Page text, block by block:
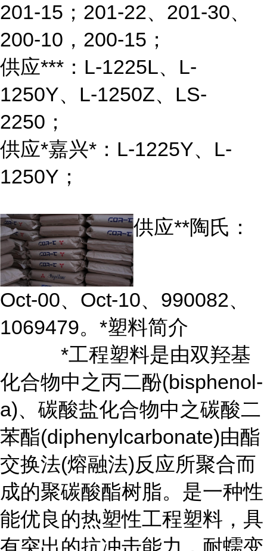
201-15；201-22、201-30、
200-10，200-15；
供应***：L-1225L、L-
1250Y、L-1250Z、LS-
2250；
供应*嘉兴*：L-1225Y、L-
1250Y；
供应**陶氏：
Oct-00、Oct-10、990082、
1069479。*塑料简介
*工程塑料是由双羟基
化合物中之丙二酚(bisphenol-
a)、碳酸盐化合物中之碳酸二
苯酯(diphenylcarbonate)由酯
交换法(熔融法)反应所聚合而
成的聚碳酸酯树脂。是一种性
能优良的热塑性工程塑料，具
有突出的抗冲击能力，耐蠕变